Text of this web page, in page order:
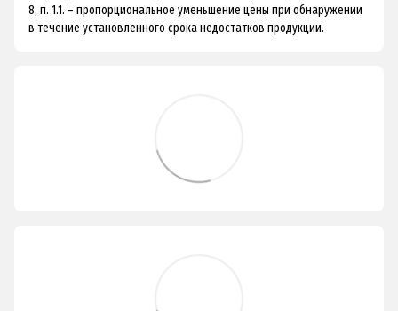
8, п. 1.1. – пропорциональное уменьшение цены при обнаружении
в течение установленного срока недостатков продукции.